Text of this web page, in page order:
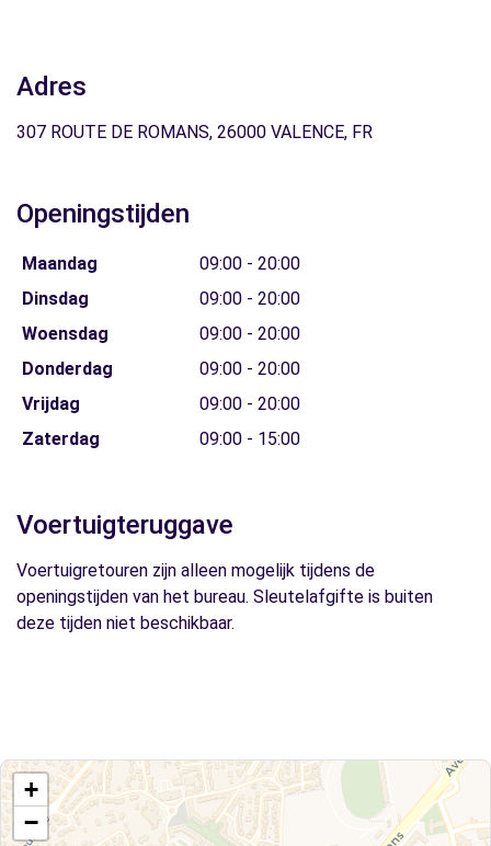
Adres
307 ROUTE DE ROMANS, 26000 VALENCE, FR
Openingstijden
Maandag
09:00 - 20:00
Dinsdag
09:00 - 20:00
Woensdag
09:00 - 20:00
Donderdag
09:00 - 20:00
Vrijdag
09:00 - 20:00
Zaterdag
09:00 - 15:00
Voertuigteruggave
Voertuigretouren zijn alleen mogelijk tijdens de
openingstijden van het bureau. Sleutelafgifte is buiten
deze tijden niet beschikbaar.
+
−